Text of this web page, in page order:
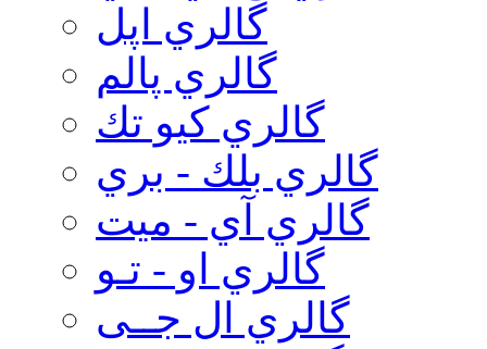
گالري اپل
گالري پالم
گالري كيو تك
گالري بلك - بري
گالري آي - ميت
گالري او - تـو
گالري ال جــی